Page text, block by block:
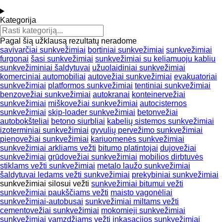
Kategorija
Pagal šią užklausą rezultatų neradome
savivarčiai sunkvežimiai bortiniai sunkvežimiai sunkvežimiai
furgonai šasi sunkvežimiai sunkvežimiai su keliamuoju kabliu
sunkvežiminiai šaldytuvai užuolaidiniai sunkvežimiai
komerciniai automobiliai autovežiai sunkvežimiai evakuatoriai
sunkvežimiai platformos sunkvežimiai tentiniai sunkvežimiai
benzovežiai sunkvežimiai autokranai konteinervežiai
sunkvežimiai miškovežiai sunkvežimiai autocisternos
sunkvežimiai skip-loader sunkvežimiai betonvežiai
autobokšteliai betono siurbliai kabelių sistemos sunkvežimiai
izoterminiai sunkvežimiai gyvulių pervežimo sunkvežimiai
pienovežiai sunkvežimiai kariuomenės sunkvežimiai
sunkvežimiai arkliams vežti bitumo platintojai dujovežiai
sunkvežimiai grūdovežiai sunkvežimiai mobilios dirbtuvės
stiklams vežti sunkvežimiai metalo laužo sunkvežimiai
šaldytuvai ledams vežti sunkvežimiai prekybiniai sunkvežimiai
sunkvežimiai silosui vežti sunkvežimiai bitumui vežti
sunkvežimiai paukščiams vežti maisto vagonėliai
sunkvežimiai-autobusai sunkvežimiai miltams vežti
cementovežiai sunkvežimiai mokomieji sunkvežimiai
sunkvežimiai vamzdžiams vežti inkasacijos sunkvežimiai